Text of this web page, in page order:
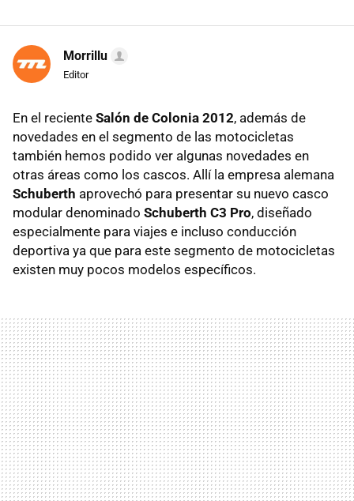
Morrillu
Editor
En el reciente Salón de Colonia 2012, además de
novedades en el segmento de las motocicletas
también hemos podido ver algunas novedades en
otras áreas como los cascos. Allí la empresa alemana
Schuberth aprovechó para presentar su nuevo casco
modular denominado Schuberth C3 Pro, diseñado
especialmente para viajes e incluso conducción
deportiva ya que para este segmento de motocicletas
existen muy pocos modelos específicos.